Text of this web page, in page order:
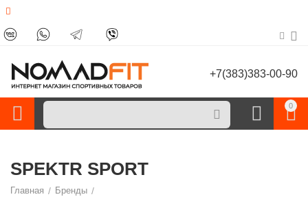
+7(383)383-00-90
0
SPEKTR SPORT
Главная / Бренды /